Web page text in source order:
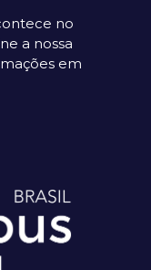
no
a nossa
em